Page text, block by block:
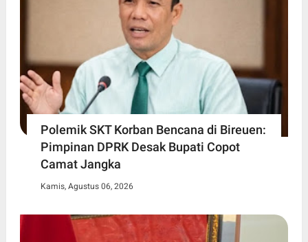
Polemik SKT Korban Bencana di Bireuen:
Pimpinan DPRK Desak Bupati Copot
Camat Jangka
Kamis, Agustus 06, 2026